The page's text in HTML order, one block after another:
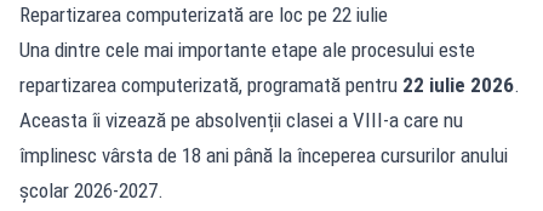
Repartizarea computerizată are loc pe 22 iulie
Una dintre cele mai importante etape ale procesului este
repartizarea computerizată, programată pentru 22 iulie 2026.
Aceasta îi vizează pe absolvenții clasei a VIII-a care nu
împlinesc vârsta de 18 ani până la începerea cursurilor anului
școlar 2026-2027.